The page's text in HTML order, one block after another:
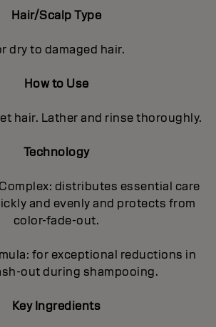
Hair/Scalp Type
dry to damaged hair.
How to Use
hair. Lather and rinse thoroughly.
Technology
distributes essential care
and evenly and protects from
color-fade-out.
for exceptional reductions in
out during shampooing.
Key Ingredients